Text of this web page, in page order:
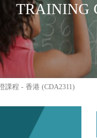
TRAINING
課程 - 香港 (CDA2311)